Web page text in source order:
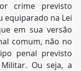
crime previsto
equiparado na Lei
em sua versão
comum, não no
penal previsto
Ou seja, a